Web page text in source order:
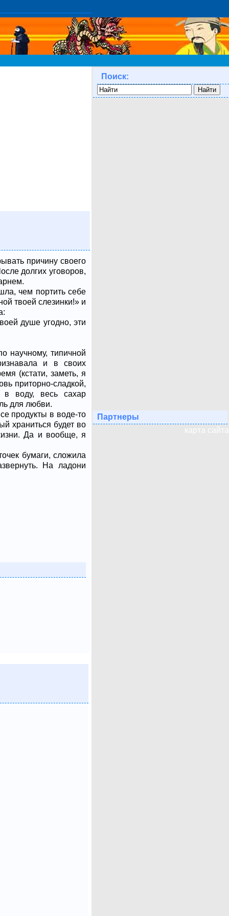
причину своего
долгих уговоров,
чем портить себе
твоей слезинки!» и
душе угодно, эти
научному, типичной
и в своих
(кстати, заметь, я
приторно-сладкой,
воду, весь сахар
для любви.
продукты в воде-то
храниться будет во
Да и вообще, я
бумаги, сложила
На ладони
Поиск:
Партнеры